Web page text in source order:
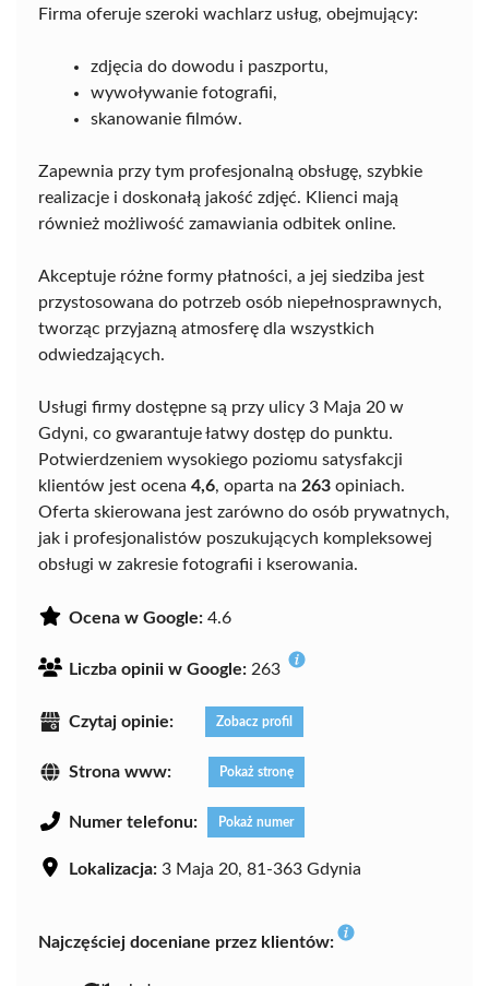
Firma oferuje szeroki wachlarz usług, obejmujący:
zdjęcia do dowodu i paszportu,
wywoływanie fotografii,
skanowanie filmów.
Zapewnia przy tym profesjonalną obsługę, szybkie
realizacje i doskonałą jakość zdjęć. Klienci mają
również możliwość zamawiania odbitek online.
Akceptuje różne formy płatności, a jej siedziba jest
przystosowana do potrzeb osób niepełnosprawnych,
tworząc przyjazną atmosferę dla wszystkich
odwiedzających.
Usługi firmy dostępne są przy ulicy 3 Maja 20 w
Gdyni, co gwarantuje łatwy dostęp do punktu.
Potwierdzeniem wysokiego poziomu satysfakcji
klientów jest ocena 4,6, oparta na 263 opiniach.
Oferta skierowana jest zarówno do osób prywatnych,
jak i profesjonalistów poszukujących kompleksowej
obsługi w zakresie fotografii i kserowania.
Ocena w Google: 4.6
Liczba opinii w Google: 263
Czytaj opinie: Zobacz profil
Strona www: Pokaż stronę
Numer telefonu: Pokaż numer
Lokalizacja: 3 Maja 20, 81-363 Gdynia
Najczęściej doceniane przez klientów: